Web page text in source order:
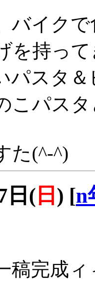
バイク
を持っ
パスタ
こパス
た(^-^)
日( 日 ) [n
稿完成